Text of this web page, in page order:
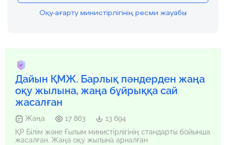
Оқу-ағарту министірлігінің ресми жауабы
Дайын ҚМЖ. Барлық пәндерден жаңа
оқу жылына, жаңа бұйрыққа сай
жасалған
Жаңа 17 863
13 694
ҚР Білім және Ғылым министірлігінің стандарты бойынша
жасалған. Жаңа оқу жылына арналған